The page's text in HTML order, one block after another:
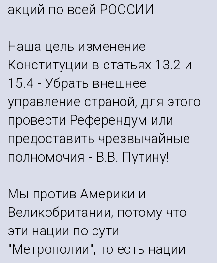
акций по всей РОССИИ
Наша цель изменение
Конституции в статьях 13.2 и
15.4 - Убрать внешнее
управление страной, для этого
провести Референдум или
предоставить чрезвычайные
полномочия - В.В. Путину!
Мы против Америки и
Великобритании, потому что
эти нации по сути
"Метрополии", то есть нации